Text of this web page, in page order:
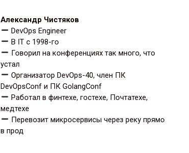
Александр Чистяков
DevOps Engineer
В IT с 1998-го
Говорил на конференциях так много, что
устал
Организатор DevOps-40, член ПК
DevOpsConf и ПК GolangConf
Работал в финтехе, гостехе, Почтатехе,
медтехе
Перевозит микросервисы через реку прямо
в прод